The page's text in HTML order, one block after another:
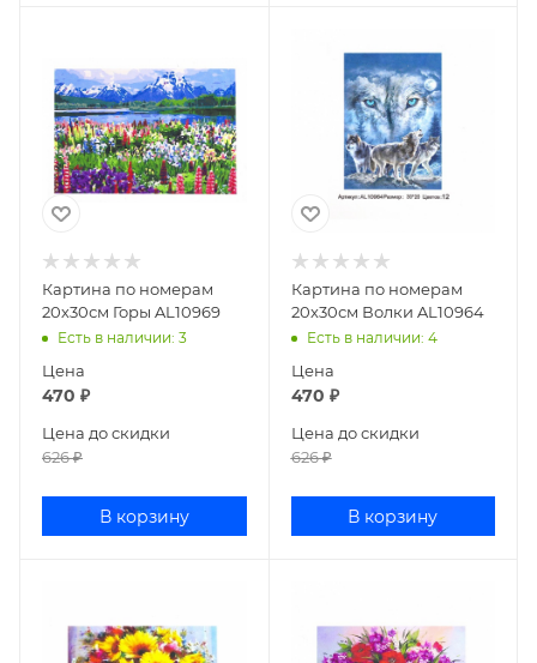
Картина по номерам
20х30см Горы AL10969
Есть в наличии: 3
Цена
470 ₽
Цена до скидки
626₽
В корзину
Картина по номерам
20х30см Волки AL10964
Есть в наличии: 4
Цена
470 ₽
Цена до скидки
626₽
В корзину